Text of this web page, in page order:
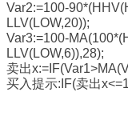
Var2:=100-
LLV(LOW,20));
Var3:=100-
LLV(LOW,6)),28);
卖出
买入提示:IF(卖出